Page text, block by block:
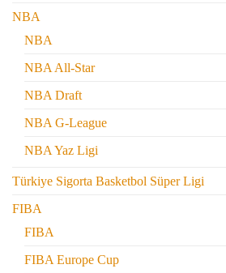
NBA
NBA
NBA All-Star
NBA Draft
NBA G-League
NBA Yaz Ligi
Türkiye Sigorta Basketbol Süper Ligi
FIBA
FIBA
FIBA Europe Cup